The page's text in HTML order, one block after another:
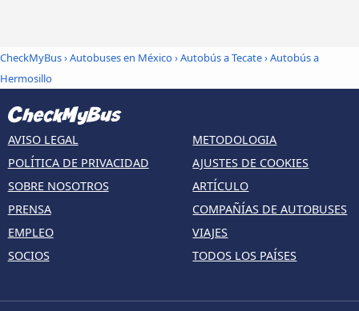
CheckMyBus›Autobuses en México›Autobús a Tecate›Autobús a
Hermosillo
AVISO LEGAL
POLÍTICA DE PRIVACIDAD
SOBRE NOSOTROS
PRENSA
EMPLEO
SOCIOS
METODOLOGIA
AJUSTES DE COOKIES
ARTÍCULO
COMPAÑÍAS DE AUTOBUSES
VIAJES
TODOS LOS PAÍSES